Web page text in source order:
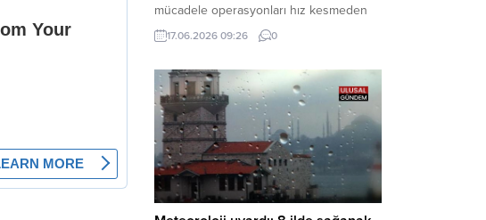
mücadele operasyonları hız kesmeden
devam ediyor. İzmir’in turistik ilçelerinden
Seferihisar Belediyesi, sabah saatlerinde
operasyonuyla sarsıldı. Haber Merkezi –
İzmir Cumhuriyet Başsavcılığı
koordinesinde yürütülen geniş kapsamlı
yolsuzluk ve mali suçlar soruşturması
kapsamında düğmeye basıldı. Edinilen ilk
bilgilere göre,...
17.06.2026 09:26 0